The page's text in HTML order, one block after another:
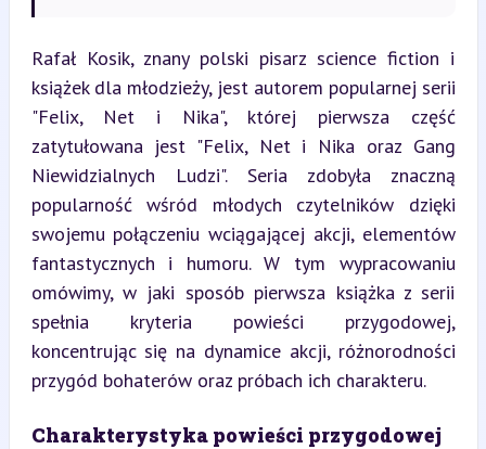
Rafał Kosik, znany polski pisarz science fiction i
książek dla młodzieży, jest autorem popularnej serii
"Felix, Net i Nika", której pierwsza część
zatytułowana jest "Felix, Net i Nika oraz Gang
Niewidzialnych Ludzi". Seria zdobyła znaczną
popularność wśród młodych czytelników dzięki
swojemu połączeniu wciągającej akcji, elementów
fantastycznych i humoru. W tym wypracowaniu
omówimy, w jaki sposób pierwsza książka z serii
spełnia kryteria powieści przygodowej,
koncentrując się na dynamice akcji, różnorodności
przygód bohaterów oraz próbach ich charakteru.
Charakterystyka powieści przygodowej